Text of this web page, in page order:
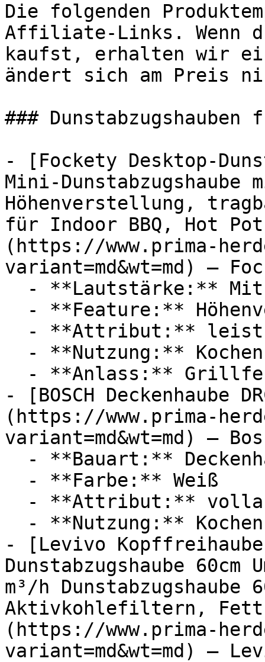
Die folgenden
Affiliate-Links. Wenn
kaufst, erhalten wir
ändert sich am Preis
### Dunstabzugshauben
- [Fockety Desktop-
Mini-
Höhenverstellung,
für Indoor BBQ, Hot Pot
(https://www.prima-
variant=md&wt=md) —
- [BOSCH Deckenhaube
(https://www.prima-
variant=md&wt=md) —
- [Levivo Kopffreihaube
Dunstabzugshaube
m³/h
Aktivkohlefiltern,
(https://www.prima-
variant=md&wt=md) —